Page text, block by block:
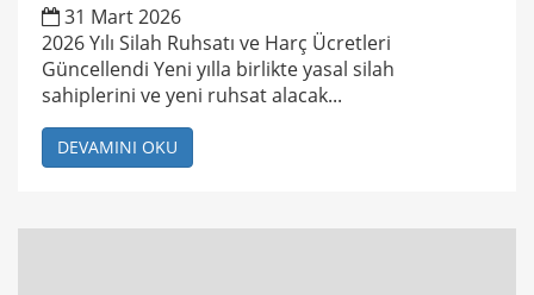
31 Mart 2026
2026 Yılı Silah Ruhsatı ve Harç Ücretleri
Güncellendi Yeni yılla birlikte yasal silah
sahiplerini ve yeni ruhsat alacak...
DEVAMINI OKU